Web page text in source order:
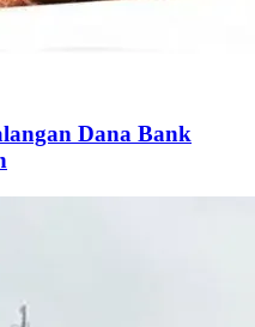
Dana Bank